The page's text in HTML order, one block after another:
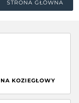
STRONA GŁÓWNA
KOZIEGŁOWY